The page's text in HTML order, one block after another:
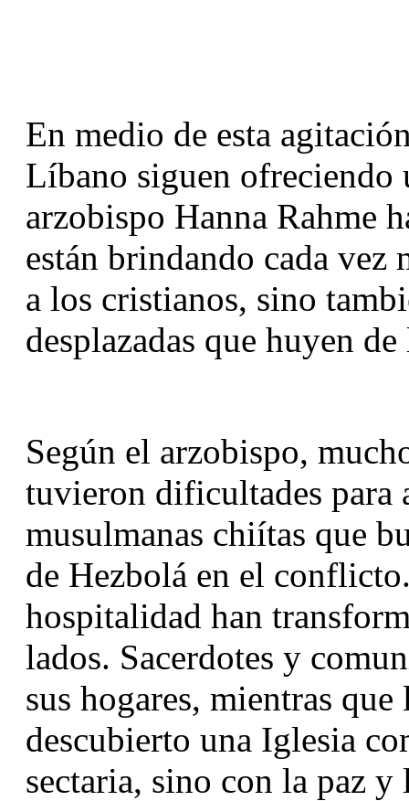
En medio de esta
Líbano siguen
arzobispo Hanna Rahme
están brindando cada vez
a los cristianos, sino
desplazadas que huyen
Según el arzobispo,
tuvieron dificultades para
musulmanas chiítas que
de Hezbolá en el
hospitalidad han
lados. Sacerdotes y
sus hogares, mientras
descubierto una Iglesia
sectaria, sino con la paz y